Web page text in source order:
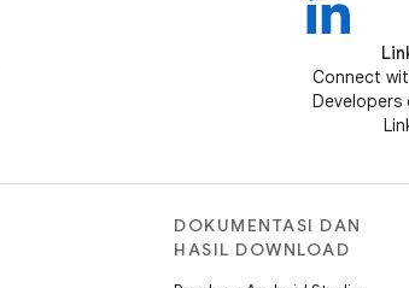
Connect
Developers
DOKUMENTASI DAN
HASIL DOWNLOAD